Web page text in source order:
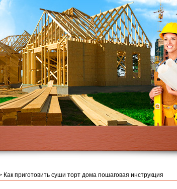
Как приготовить суши торт дома пошаговая инструкция